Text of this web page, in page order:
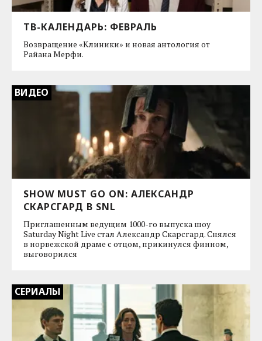
ТВ-КАЛЕНДАРЬ: ФЕВРАЛЬ
Возвращение «Клиники» и новая антология от
Райана Мерфи.
ВИДЕО
SHOW MUST GO ON: АЛЕКСАНДР
СКАРСГАРД В SNL
Приглашенным ведущим 1000-го выпуска шоу
Saturday Night Live стал Александр Скарсгард. Снялся
в норвежской драме с отцом, прикинулся финном,
выговорился
СЕРИАЛЫ